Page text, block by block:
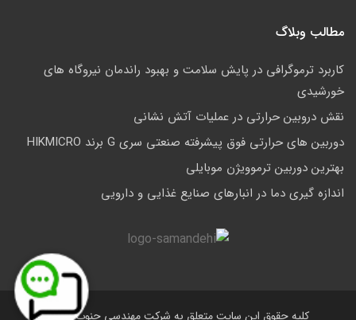
مطالب وبلاگ
کاربرد ترموگرافی در پایش سلامت و بهبود راندمان نیروگاه های
خورشیدی
نقش دروبین حرارتی در عملیات آتش نشانی
دوربین های حرارتی فوق پیشرفته صنعتی سری G برند HIKMICRO
بهترین دوربین ترموویژن موبایلی
اندازه گیری دما در انبارهای صنایع غذایی و دارویی
کلیه حقوق این سایت متعلق به شرکت مهندسی جنوب است.